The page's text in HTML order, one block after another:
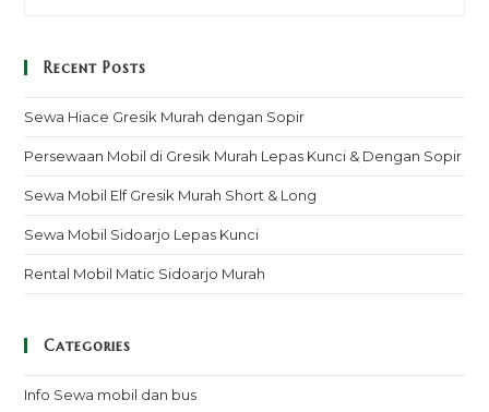
Recent Posts
Sewa Hiace Gresik Murah dengan Sopir
Persewaan Mobil di Gresik Murah Lepas Kunci & Dengan Sopir
Sewa Mobil Elf Gresik Murah Short & Long
Sewa Mobil Sidoarjo Lepas Kunci
Rental Mobil Matic Sidoarjo Murah
Categories
Info Sewa mobil dan bus